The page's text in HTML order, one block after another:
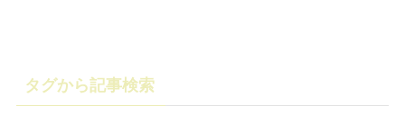
タグから記事検索